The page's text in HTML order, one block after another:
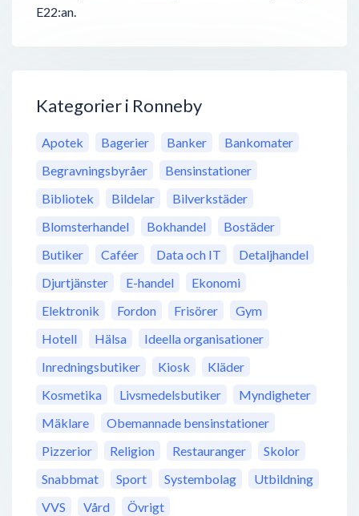
E22:an.
Kategorier i Ronneby
Apotek Bagerier Banker
Bankomater
Begravningsbyråer
Bensinstationer
Bibliotek
Bildelar
Bilverkstäder
Blomsterhandel
Bokhandel
Bostäder
Butiker
Caféer Data och IT
Detaljhandel
Djurtjänster
E-handel
Ekonomi
Elektronik
Fordon Frisörer
Gym
Hotell
Hälsa
Ideella organisationer
Inredningsbutiker
Kiosk
Kläder
Kosmetika
Livsmedelsbutiker
Myndigheter
Mäklare
Obemannade bensinstationer
Pizzerior
Religion Restauranger
Skolor
Snabbmat
Sport Systembolag
Utbildning
VVS
Vård Övrigt